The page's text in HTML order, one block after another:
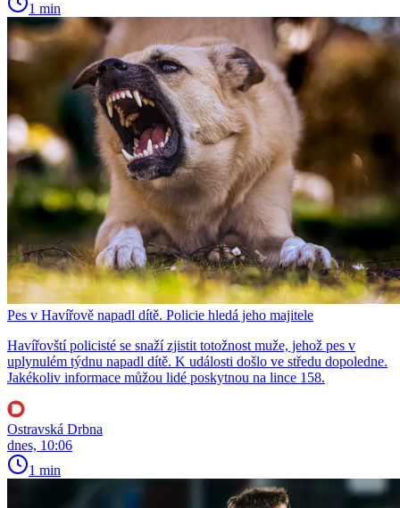
1 min
Pes v Havířově napadl dítě. Policie hledá jeho majitele
Havířovští policisté se snaží zjistit totožnost muže, jehož pes v
uplynulém týdnu napadl dítě. K události došlo ve středu dopoledne.
Jakékoliv informace můžou lidé poskytnou na lince 158.
Ostravská Drbna
dnes, 10:06
1 min